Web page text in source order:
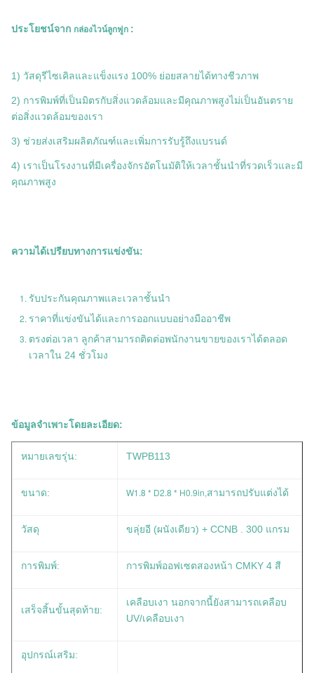
ประโยชน์จาก กล่องไวน์ลูกฟูก :
1) วัสดุรีไซเคิลและแข็งแรง 100% ย่อยสลายได้ทางชีวภาพ
2) การพิมพ์ที่เป็นมิตรกับสิ่งแวดล้อมและมีคุณภาพสูงไม่เป็นอันตราย
ต่อสิ่งแวดล้อมของเรา
3) ช่วยส่งเสริมผลิตภัณฑ์และเพิ่มการรับรู้ถึงแบรนด์
4) เราเป็นโรงงานที่มีเครื่องจักรอัตโนมัติให้เวลาชั้นนำที่รวดเร็วและมี
คุณภาพสูง
ความได้เปรียบทางการแข่งขัน:
รับประกันคุณภาพและเวลาชั้นนำ
ราคาที่แข่งขันได้และการออกแบบอย่างมืออาชีพ
ตรงต่อเวลา ลูกค้าสามารถติดต่อพนักงานขายของเราได้ตลอด
เวลาใน 24 ชั่วโมง
ข้อมูลจำเพาะโดยละเอียด:
หมายเลขรุ่น: TWPB113
ขนาด: W1.8 * D2.8 * H0.9in,สามารถปรับแต่งได้
วัสดุ ขลุ่ยอี (ผนังเดียว) + CCNB . 300 แกรม
การพิมพ์: การพิมพ์ออฟเซตสองหน้า CMKY 4 สี
เสร็จสิ้นขั้นสุดท้าย:
เคลือบเงา นอกจากนี้ยังสามารถเคลือบ
UV/เคลือบเงา
อุปกรณ์เสริม: